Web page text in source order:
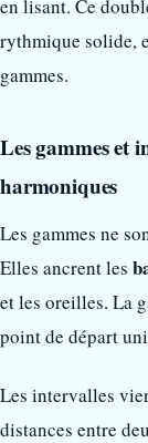
en lisant. Ce
rythmique solide,
gammes.
Les gammes et
harmoniques
Les gammes ne
Elles ancrent les
et les oreilles. La
point de départ
Les intervalles
distances entre